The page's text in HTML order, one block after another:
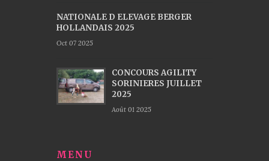
NATIONALE D ELEVAGE BERGER
HOLLANDAIS 2025
Oct 07 2025
CONCOURS AGILITY
SORINIERES JUILLET
2025
Août 01 2025
MENU